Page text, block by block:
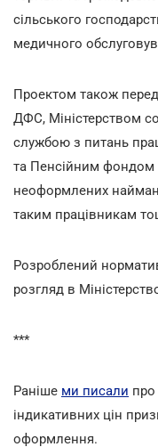
сільського
медичного
Проектом також
ДФС, Міністерством
службою з питань
та Пенсійним фондом
неоформлених
таким працівникам
Розроблений
розгляд в
***
Раніше ми писали про
індикативних цін
оформлення.